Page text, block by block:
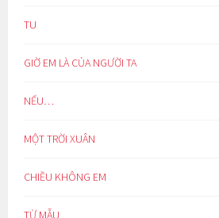
TU
GIỜ EM LÀ CỦA NGƯỜI TA
NẾU…
MỘT TRỜI XUÂN
CHIỀU KHÔNG EM
TỪ MẪU